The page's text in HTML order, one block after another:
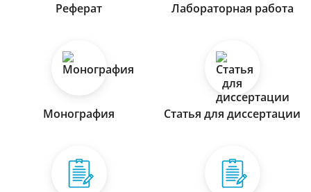
Реферат Лабораторная работа
Монография Статья для диссертации